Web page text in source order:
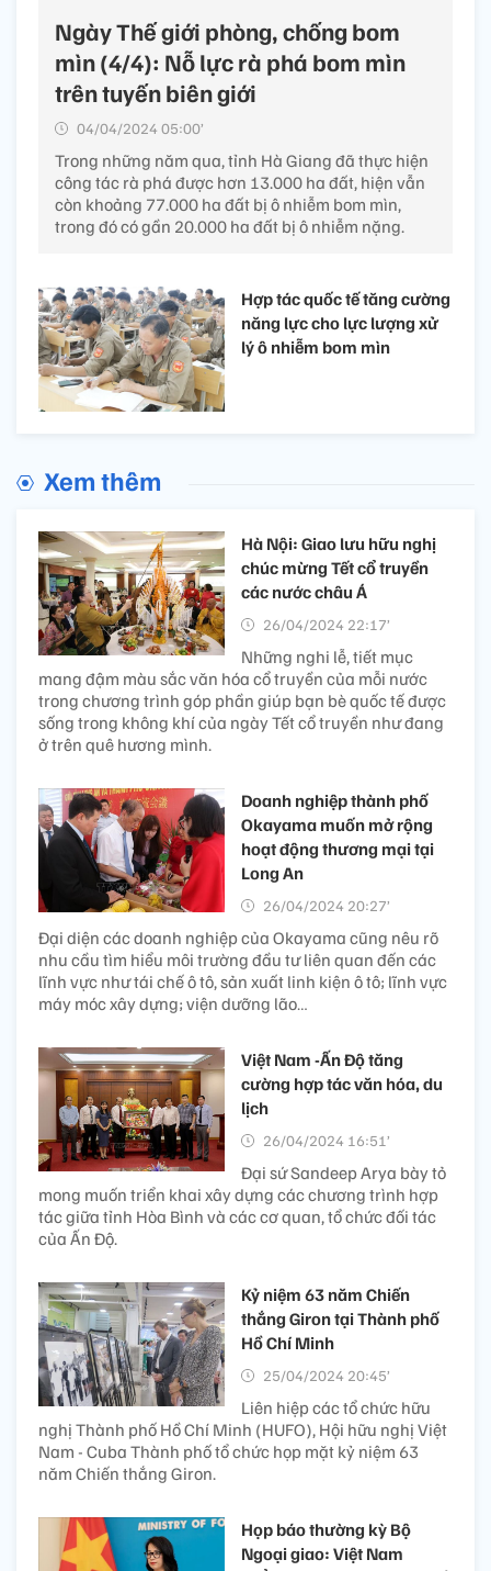
Ngày Thế giới phòng, chống bom
mìn (4/4): Nỗ lực rà phá bom mìn
trên tuyến biên giới
04/04/2024 05:00’
Trong những năm qua, tỉnh Hà Giang đã thực hiện
công tác rà phá được hơn 13.000 ha đất, hiện vẫn
còn khoảng 77.000 ha đất bị ô nhiễm bom mìn,
trong đó có gần 20.000 ha đất bị ô nhiễm nặng.
Hợp tác quốc tế tăng cường
năng lực cho lực lượng xử
lý ô nhiễm bom mìn
Xem thêm
Hà Nội: Giao lưu hữu nghị
chúc mừng Tết cổ truyền
các nước châu Á
26/04/2024 22:17’
Những nghi lễ, tiết mục
mang đậm màu sắc văn hóa cổ truyền của mỗi nước
trong chương trình góp phần giúp bạn bè quốc tế được
sống trong không khí của ngày Tết cổ truyền như đang
ở trên quê hương mình.
Doanh nghiệp thành phố
Okayama muốn mở rộng
hoạt động thương mại tại
Long An
26/04/2024 20:27’
Đại diện các doanh nghiệp của Okayama cũng nêu rõ
nhu cầu tìm hiểu môi trường đầu tư liên quan đến các
lĩnh vực như tái chế ô tô, sản xuất linh kiện ô tô; lĩnh vực
máy móc xây dựng; viện dưỡng lão…
Việt Nam -Ấn Độ tăng
cường hợp tác văn hóa, du
lịch
26/04/2024 16:51’
Đại sứ Sandeep Arya bày tỏ
mong muốn triển khai xây dựng các chương trình hợp
tác giữa tỉnh Hòa Bình và các cơ quan, tổ chức đối tác
của Ấn Độ.
Kỷ niệm 63 năm Chiến
thắng Giron tại Thành phố
Hồ Chí Minh​
25/04/2024 20:45’
Liên hiệp các tổ chức hữu
nghị Thành phố Hồ Chí Minh (HUFO), Hội hữu nghị Việt
Nam - Cuba Thành phố tổ chức họp mặt kỷ niệm 63
năm Chiến thắng Giron.
Họp báo thường kỳ Bộ
Ngoại giao: Việt Nam